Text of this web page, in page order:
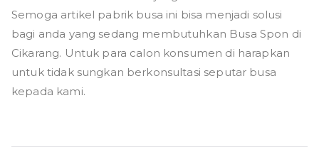
Semoga artikel pabrik busa ini bisa menjadi solusi
bagi anda yang sedang membutuhkan Busa Spon di
Cikarang. Untuk para calon konsumen di harapkan
untuk tidak sungkan berkonsultasi seputar busa
kepada kami.